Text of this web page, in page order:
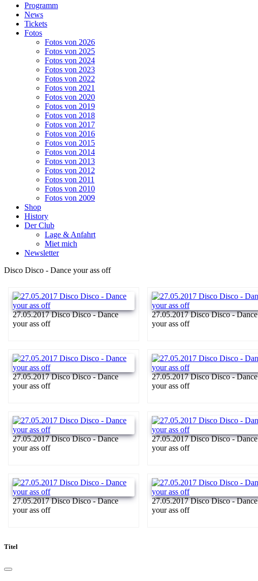
Programm
News
Tickets
Fotos
Fotos von 2026
Fotos von 2025
Fotos von 2024
Fotos von 2023
Fotos von 2022
Fotos von 2021
Fotos von 2020
Fotos von 2019
Fotos von 2018
Fotos von 2017
Fotos von 2016
Fotos von 2015
Fotos von 2014
Fotos von 2013
Fotos von 2012
Fotos von 2011
Fotos von 2010
Fotos von 2009
Shop
History
Der Club
Lage & Anfahrt
Miet mich
Newsletter
Disco Disco - Dance your ass off
27.05.2017 Disco Disco - Dance
your ass off
27.05.2017 Disco Disco - Dance
your ass off
27.05.2017 Disco Disco - Dance
your ass off
27.05.2017 Disco Disco - Dance
your ass off
27.05.2017 Disco Disco - Dance
your ass off
27.05.2017 Disco Disco - Dance
your ass off
27.05.2017 Disco Disco - Dance
your ass off
27.05.2017 Disco Disco - Dance
your ass off
Titel